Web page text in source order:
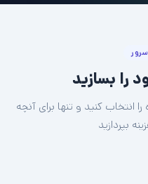
را بسازید
انتخاب کنید و تنها برای آنچه
بپردازید